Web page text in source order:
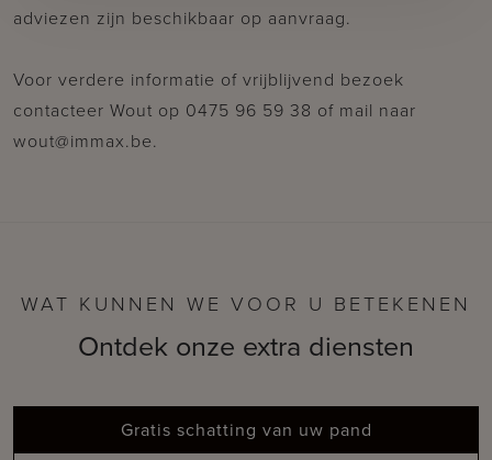
adviezen zijn beschikbaar op aanvraag.
Voor verdere informatie of vrijblijvend bezoek
contacteer Wout op 0475 96 59 38 of mail naar
wout@immax.be.
WAT KUNNEN WE VOOR U BETEKENEN
Ontdek onze extra diensten
Gratis schatting van uw pand